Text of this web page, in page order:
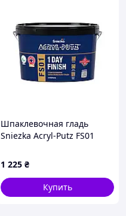
Шпаклевочная гладь
Sniezka Acryl-Putz FS01
1 225 ₴
Купить